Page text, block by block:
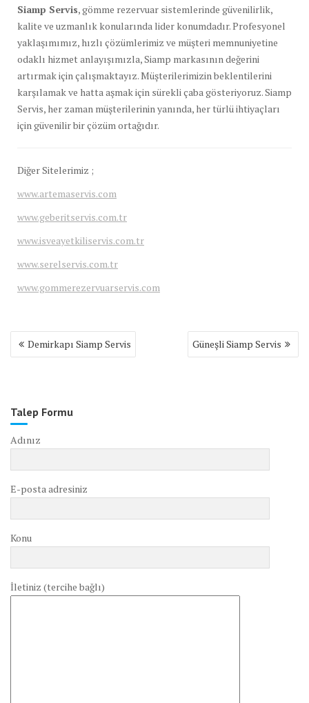
Siamp Servis, gömme rezervuar sistemlerinde güvenilirlik,
kalite ve uzmanlık konularında lider konumdadır. Profesyonel
yaklaşımımız, hızlı çözümlerimiz ve müşteri memnuniyetine
odaklı hizmet anlayışımızla, Siamp markasının değerini
artırmak için çalışmaktayız. Müşterilerimizin beklentilerini
karşılamak ve hatta aşmak için sürekli çaba gösteriyoruz. Siamp
Servis, her zaman müşterilerinin yanında, her türlü ihtiyaçları
için güvenilir bir çözüm ortağıdır.
Diğer Sitelerimiz ;
www.artemaservis.com
www.geberitservis.com.tr
www.isveayetkiliservis.com.tr
www.serelservis.com.tr
www.gommerezervuarservis.com
Yazı
gezinmesi
Demirkapı Siamp Servis Güneşli Siamp Servis
Talep Formu
Adınız
E-posta adresiniz
Konu
İletiniz (tercihe bağlı)